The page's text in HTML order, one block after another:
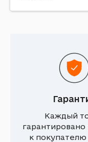
Каждый
гарантировано
к покупателю